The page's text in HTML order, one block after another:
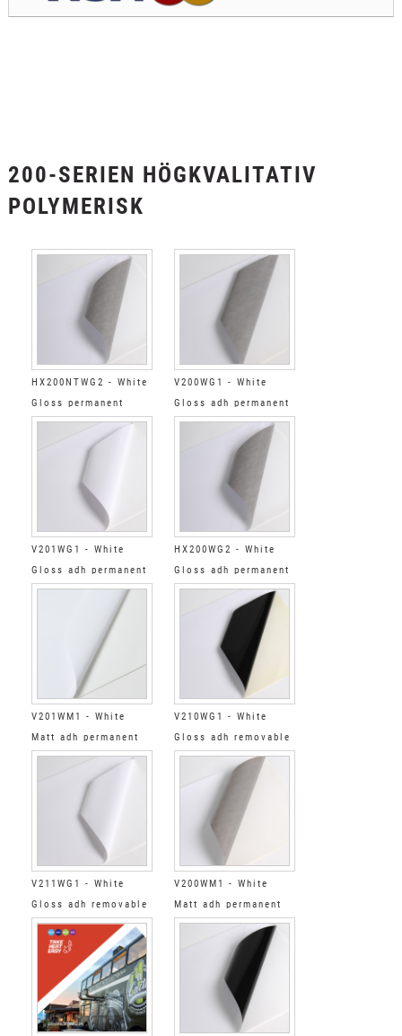
200-SERIEN HÖGKVALITATIV
POLYMERISK
HX200NTWG2 - White
Gloss permanent
standard tack grey
V200WG1 - White
Gloss adh permanent
grey
V201WG1 - White
Gloss adh permanent
clear
HX200WG2 - White
Gloss adh permanent
low tack grey
V201WM1 - White
Matt adh permanent
clear
V210WG1 - White
Gloss adh removable
black
V211WG1 - White
Gloss adh removable
clear
V200WM1 - White
Matt adh permanent
grey